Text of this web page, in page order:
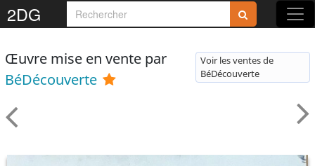
2DG
Œuvre mise en vente par
BéDécouverte
Voir les ventes de
BéDécouverte